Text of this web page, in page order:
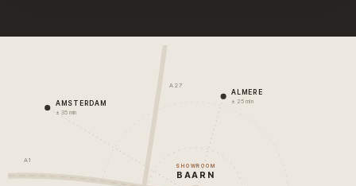
A1
A27
AMSTERDAM
± 35 min
ALMERE
± 25 min
SHOWROOM
BAARN